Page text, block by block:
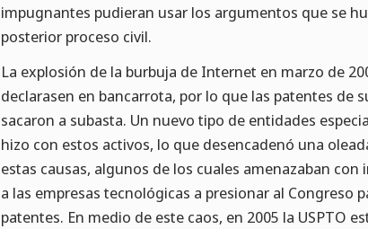
impugnantes pudieran usar los argumentos que se
posterior proceso civil.
La explosión de la burbuja de Internet en marzo de
declarasen en bancarrota, por lo que las patentes de
sacaron a subasta. Un nuevo tipo de entidades
hizo con estos activos, lo que desencadenó una
estas causas, algunos de los cuales amenazaban
a las empresas tecnológicas a presionar al
patentes. En medio de este caos, en 2005 la USPTO